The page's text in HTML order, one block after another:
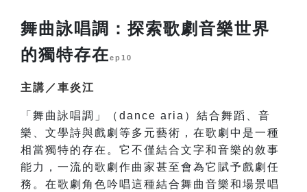
舞曲詠唱調：探索歌劇音樂世界
的獨特存在ep10
主講／車炎江
「舞曲詠唱調」（dance aria）結合舞蹈、音
樂、文學詩與戲劇等多元藝術，在歌劇中是一種
相當獨特的存在。它不僅結合文字和音樂的敘事
能力，一流的歌劇作曲家甚至會為它賦予戲劇任
務。在歌劇角色吟唱這種結合舞曲音樂和場景唱